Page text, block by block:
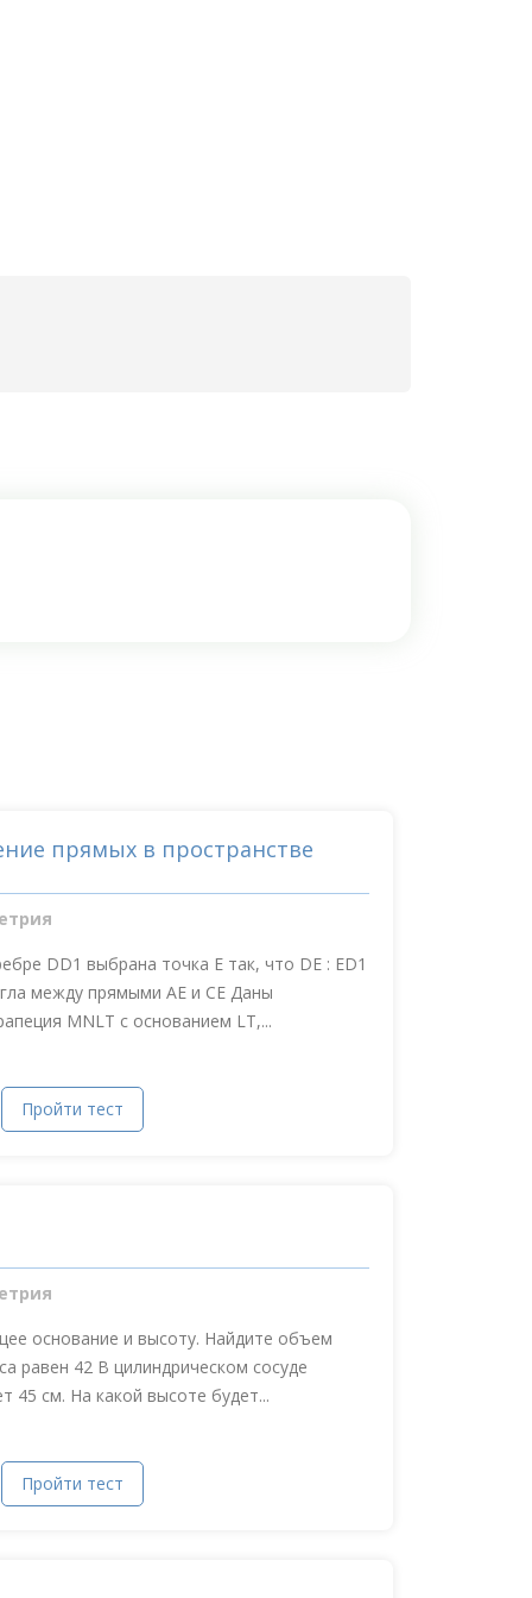
прямых в пространстве
DD1 выбрана точка Е так, что DE : ED1
между прямыми АЕ и СE Даны
MNLT с основанием LT,...
Пройти тест
основание и высоту. Найдите объем
равен 42 В цилиндрическом сосуде
45 см. На какой высоте будет...
Пройти тест